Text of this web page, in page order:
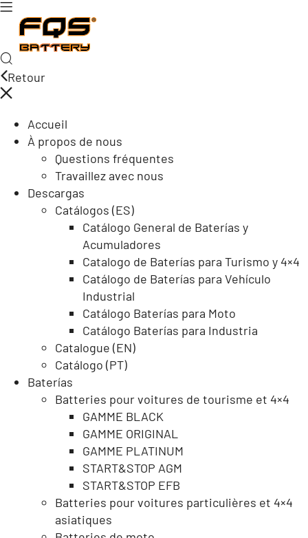
Retour
Accueil
À propos de nous
Questions fréquentes
Travaillez avec nous
Descargas
Catálogos (ES)
Catálogo General de Baterías y
Acumuladores
Catalogo de Baterías para Turismo y 4×4
Catálogo de Baterías para Vehículo
Industrial
Catálogo Baterías para Moto
Catálogo Baterías para Industria
Catalogue (EN)
Catálogo (PT)
Baterías
Batteries pour voitures de tourisme et 4×4
GAMME BLACK
GAMME ORIGINAL
GAMME PLATINUM
START&STOP AGM
START&STOP EFB
Batteries pour voitures particulières et 4×4
asiatiques